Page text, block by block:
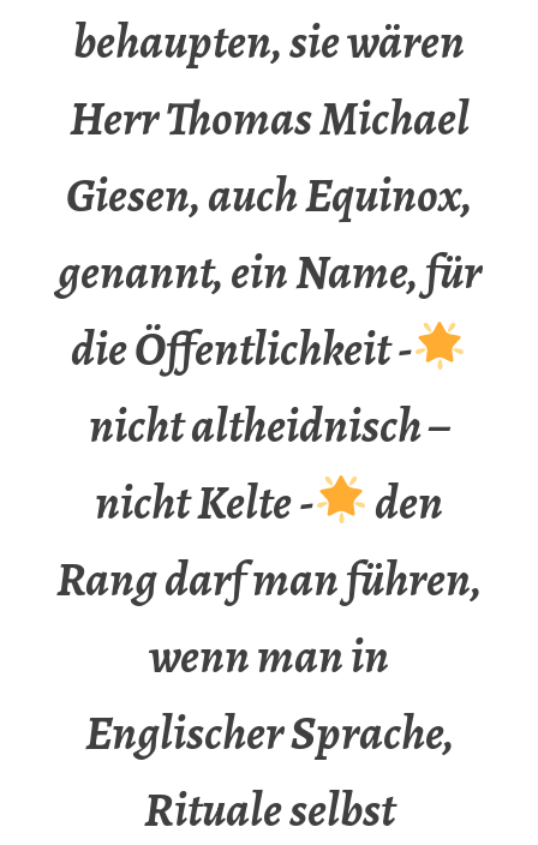
behaupten, sie wären
Herr Thomas Michael
Giesen, auch Equinox,
genannt, ein Name, für
die Öffentlichkeit -
nicht altheidnisch –
nicht Kelte -
den
Rang darf man führen,
wenn man in
Englischer Sprache,
Rituale selbst